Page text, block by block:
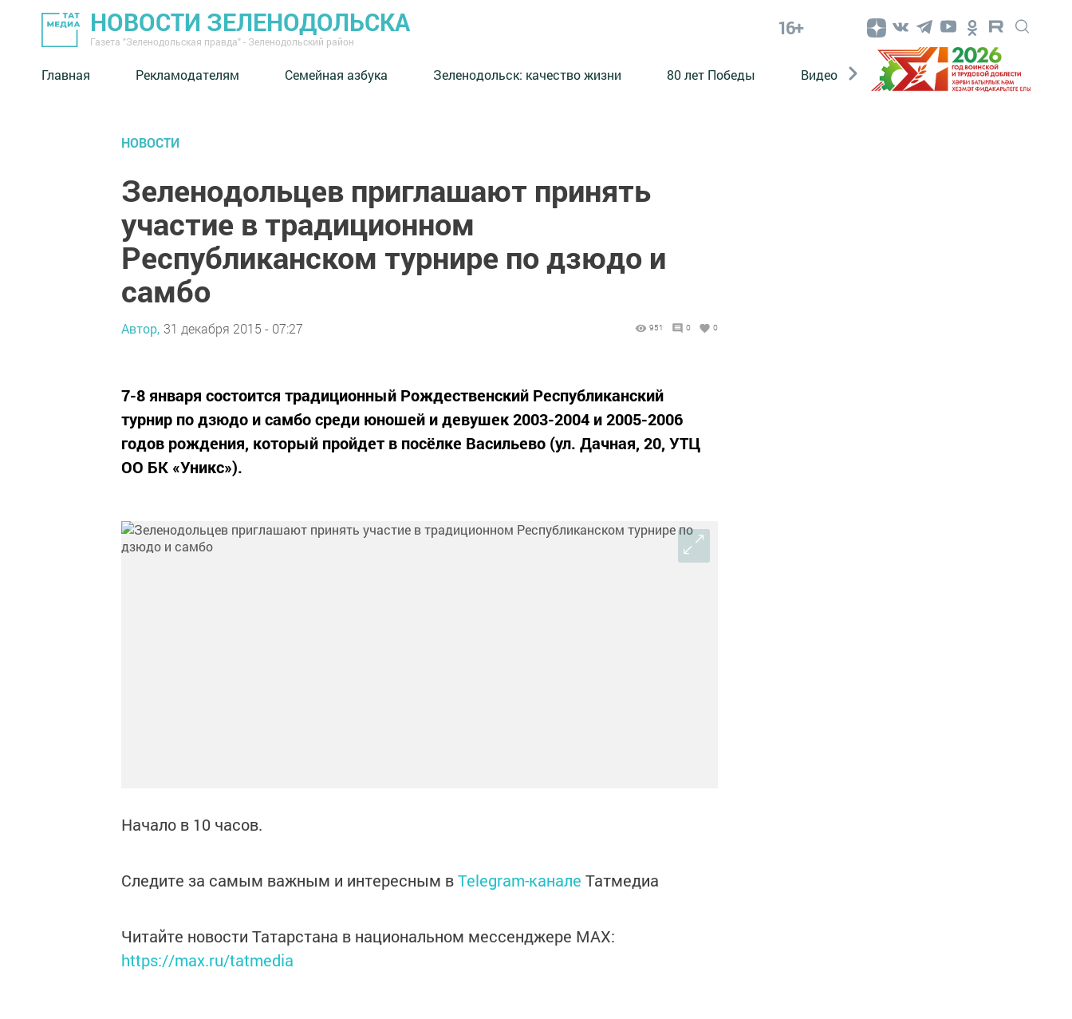
НОВОСТИ ЗЕЛЕНОДОЛЬСКА
Газета "Зеленодольская правда" - Зеленодольский район
16+
Главная Рекламодателям Семейная азбука ⁠Зеленодольск: качество жизни 80 лет Победы Видео Конкурсы ЭтноДети
НОВОСТИ
Зеленодольцев приглашают принять
участие в традиционном
Республиканском турнире по дзюдо и
самбо
Автор, 31 декабря 2015 - 07:27 951 0 0
7-8 января состоится традиционный Рождественский Республиканский
турнир по дзюдо и самбо среди юношей и девушек 2003-2004 и 2005-2006
годов рождения, который пройдет в посёлке Васильево (ул. Дачная, 20, УТЦ
ОО БК «Уникс»).
Начало в 10 часов.
Следите за самым важным и интересным вTelegram-канале Татмедиа
Читайте новости Татарстана в национальном мессенджере MАХ:
https://max.ru/tatmedia